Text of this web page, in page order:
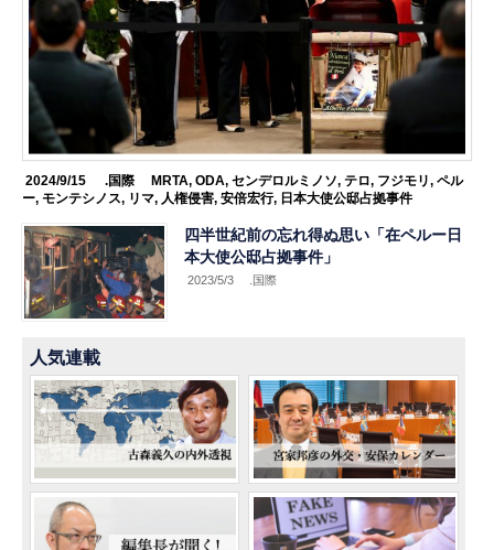
2024/9/15 .国際 MRTA, ODA, センデロルミノソ, テロ, フジモリ, ペル
ー, モンテシノス, リマ, 人権侵害,安倍宏行, 日本大使公邸占拠事件
四半世紀前の忘れ得ぬ思い「在ペルー日
本大使公邸占拠事件」
2023/5/3 .国際
人気連載